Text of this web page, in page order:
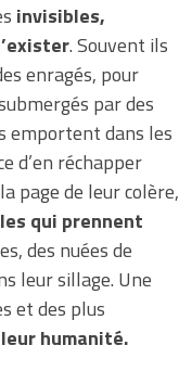
invisibles,
. Souvent ils
enragés, pour
par des
emportent dans les
d’en réchapper
page de leur colère,
qui prennent
des nuées de
leur sillage. Une
et des plus
humanité.